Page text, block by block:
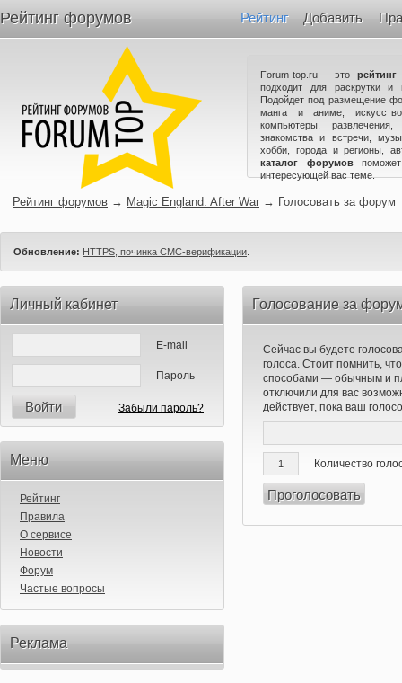
Рейтинг форумов Рейтинг Добавить
Forum-top.ru - это
подходит для раскрутки и
Подойдет под размещение
манга и аниме,
компьютеры,
знакомства и встречи,
хобби, города и регионы,
каталог форумов
интересующей вас теме.
Рейтинг форумов → Magic England: After War → Голосовать за форум
Обновление: HTTPS, починка СМС-верификации
Личный кабинет
E-mail
Пароль
Войти Забыли пароль?
Меню
Рейтинг
Правила
О сервисе
Новости
Форум
Частые вопросы
Реклама
Голосование за
Сейчас вы будете
голоса. Стоит помнить,
способами — обычным и
отключили для вас
действует, пока ваш
Количество